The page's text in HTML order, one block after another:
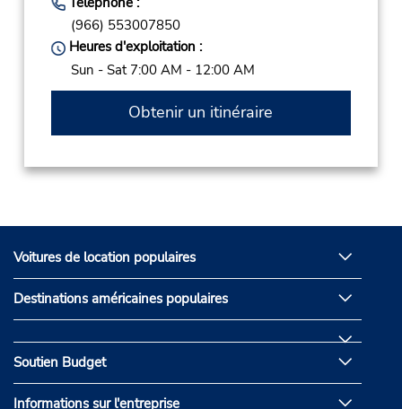
(966) 553007850
Heures d'exploitation :
Sun - Sat 7:00 AM - 12:00 AM
Obtenir un itinéraire
Voitures de location populaires
Destinations américaines populaires
Soutien Budget
Informations sur l'entreprise